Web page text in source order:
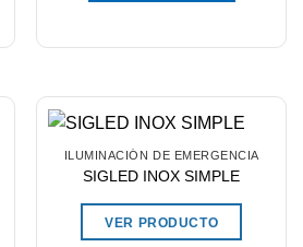
ILUMINACIÓN DE EMERGENCIA
SIGLED INOX SIMPLE
VER PRODUCTO